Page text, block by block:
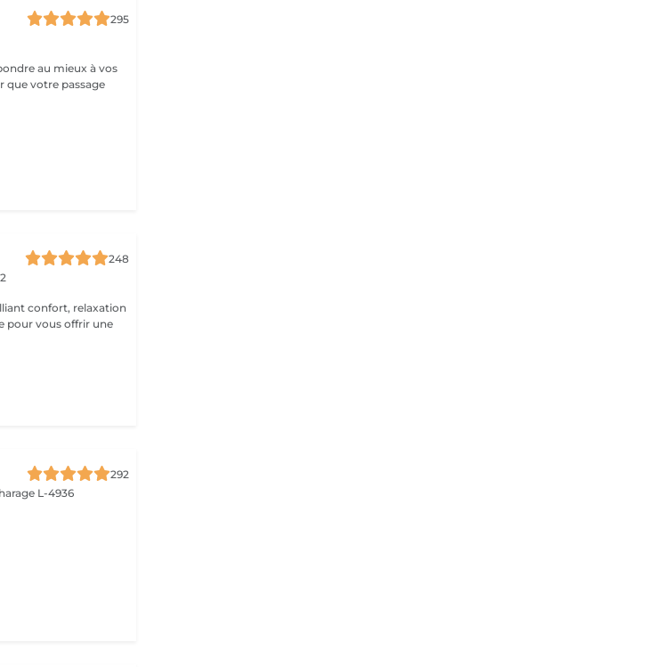
295
au mieux à vos
248
confort, relaxation
pour vous offrir une
292
L-4936